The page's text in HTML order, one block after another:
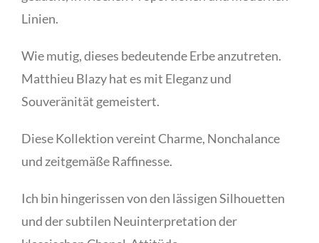
Linien.
Wie mutig, dieses bedeutende Erbe anzutreten.
Matthieu Blazy hat es mit Eleganz und
Souveränität gemeistert.
Diese Kollektion vereint Charme, Nonchalance
und zeitgemäße Raffinesse.
Ich bin hingerissen von den lässigen Silhouetten
und der subtilen Neuinterpretation der